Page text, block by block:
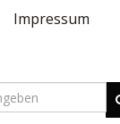
Impressum